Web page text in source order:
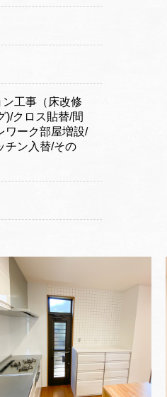
工事（床改修
)/クロス貼替/間
ワーク部屋増設/
チン入替/その